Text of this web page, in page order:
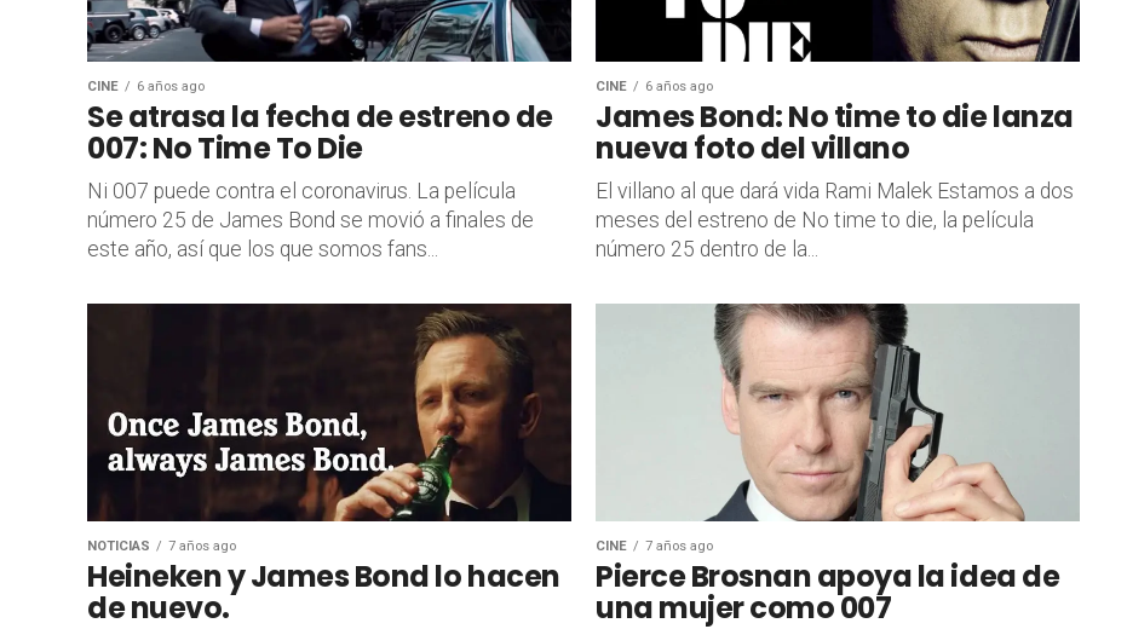
CINE 6 años ago
Se atrasa la fecha de estreno de
007: No Time To Die
Ni 007 puede contra el coronavirus. La película
número 25 de James Bond se movió a finales de
este año, así que los que somos fans...
CINE 6 años ago
James Bond: No time to die lanza
nueva foto del villano
El villano al que dará vida Rami Malek Estamos a dos
meses del estreno de No time to die, la película
número 25 dentro de la...
NOTICIAS 7 años ago
Heineken y James Bond lo hacen
de nuevo.
CINE 7 años ago
Pierce Brosnan apoya la idea de
una mujer como 007